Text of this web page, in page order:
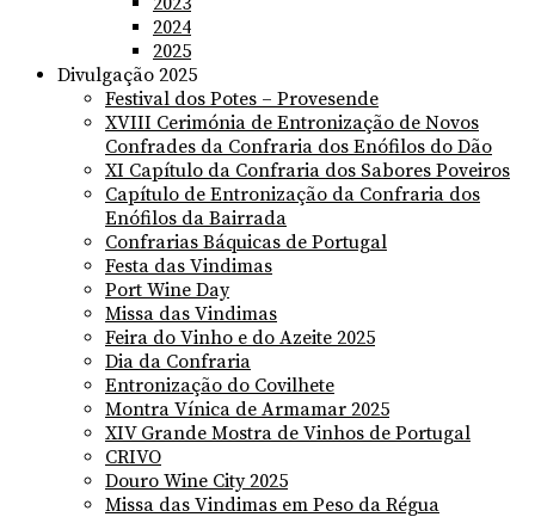
2024
2025
Divulgação 2025
Festival dos Potes – Provesende
XVIII Cerimónia de Entronização de Novos
Confrades da Confraria dos Enófilos do Dão
XI Capítulo da Confraria dos Sabores Poveiros
Capítulo de Entronização da Confraria dos
Enófilos da Bairrada
Confrarias Báquicas de Portugal
Festa das Vindimas
Port Wine Day
Missa das Vindimas
Feira do Vinho e do Azeite 2025
Dia da Confraria
Entronização do Covilhete
Montra Vínica de Armamar 2025
XIV Grande Mostra de Vinhos de Portugal
CRIVO
Douro Wine City 2025
Missa das Vindimas em Peso da Régua